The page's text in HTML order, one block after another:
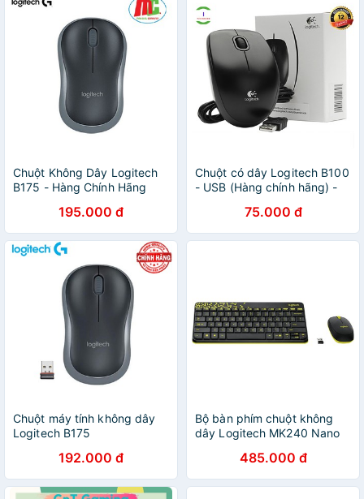
Chuột Không Dây Logitech
B175 - Hàng Chính Hãng
195.000 đ
Chuột có dây Logitech B100
- USB (Hàng chính hãng) -
75.000 đ
Chuột máy tính không dây
Logitech B175
192.000 đ
Bộ bàn phím chuột không
dây Logitech MK240 Nano
485.000 đ